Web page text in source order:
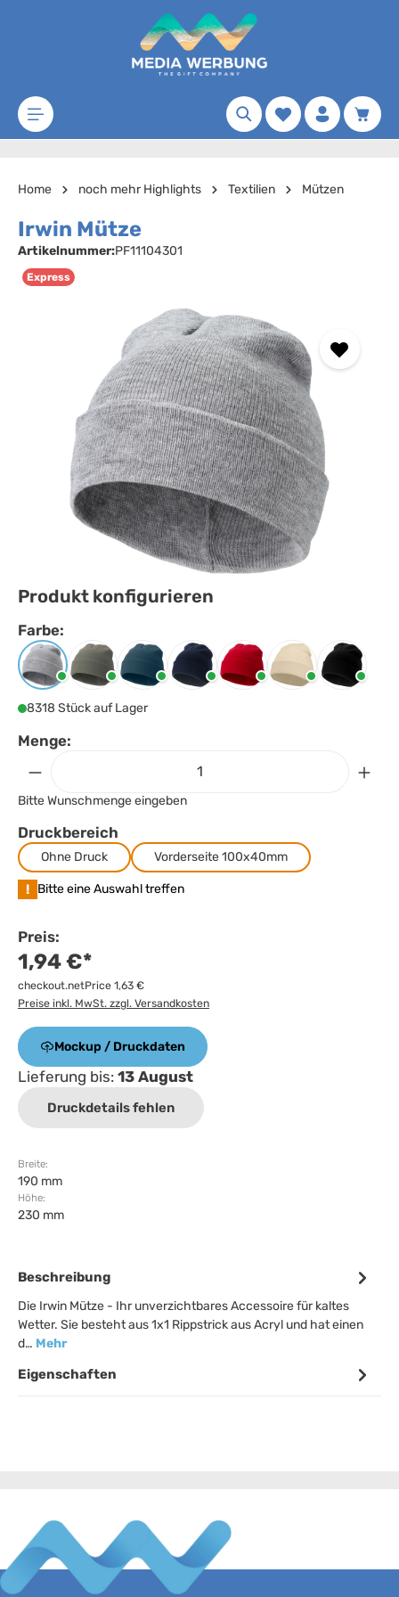
Zum Hauptinhalt springen
Merkzettel
Home noch mehr Highlights Textilien Mützen
Irwin Mütze
Artikelnummer:PF11104301
Express
Bildergalerie überspringen
Produkt konfigurieren
Farbe:
Farbeauswählen
Grau meliert
Grün Hale blauNavy Rot Sandstone Schwarz
8318 Stück auf Lager
Menge:
Bitte Wunschmenge eingeben
Druckbereich
Ohne Druck Vorderseite 100x40mm
! Bitte eine Auswahl treffen
Preis:
1,94 €*
checkout.netPrice 1,63 €
Preise inkl. MwSt. zzgl. Versandkosten
Mockup / Druckdaten
Lieferung bis: 13 August
Druckdetails fehlen
Breite:
190 mm
Höhe:
230 mm
Beschreibung
Die Irwin Mütze - Ihr unverzichtbares Accessoire für kaltes
Wetter. Sie besteht aus 1x1 Rippstrick aus Acryl und hat einen
d… Mehr
Eigenschaften